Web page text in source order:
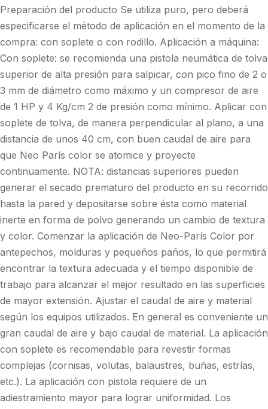
Preparación del producto Se utiliza puro, pero deberá
especificarse el método de aplicación en el momento de la
compra: con soplete o con rodillo. Aplicación a máquina:
Con soplete: se recomienda una pistola neumática de tolva
superior de alta presión para salpicar, con pico fino de 2 o
3 mm de diámetro como máximo y un compresor de aire
de 1 HP y 4 Kg/cm 2 de presión como mínimo. Aplicar con
soplete de tolva, de manera perpendicular al plano, a una
distancia de unos 40 cm, con buen caudal de aire para
que Neo París color se atomice y proyecte
continuamente. NOTA: distancias superiores pueden
generar el secado prematuro del producto en su recorrido
hasta la pared y depositarse sobre ésta como material
inerte en forma de polvo generando un cambio de textura
y color. Comenzar la aplicación de Neo-París Color por
antepechos, molduras y pequeños paños, lo que permitirá
encontrar la textura adecuada y el tiempo disponible de
trabajo para alcanzar el mejor resultado en las superficies
de mayor extensión. Ajustar el caudal de aire y material
según los equipos utilizados. En general es conveniente un
gran caudal de aire y bajo caudal de material. La aplicación
con soplete es recomendable para revestir formas
complejas (cornisas, volutas, balaustres, buñas, estrías,
etc.). La aplicación con pistola requiere de un
adiestramiento mayor para lograr uniformidad. Los